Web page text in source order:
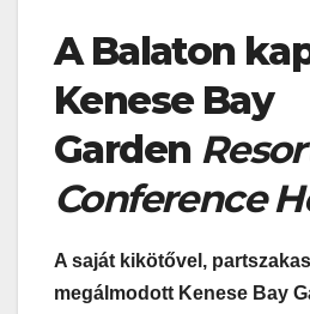
A Balaton
Kenese Bay
Garden
Conference
A saját kikötővel,
megálmodott Kenese Bay